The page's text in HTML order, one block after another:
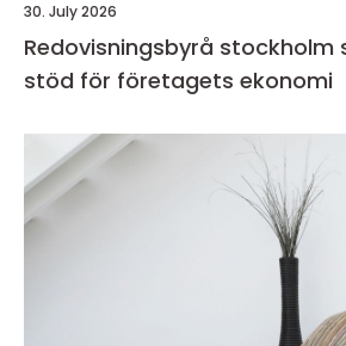
30. July 2026
Redovisningsbyrå stockholm så väljer du rätt
stöd för företagets ekonomi